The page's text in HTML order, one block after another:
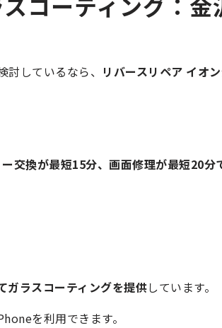
しているなら、 リバースリペア イオ
交換が最短15分、画面修理が最短20分
ガラスコーティングを提供しています。
を利用できます。